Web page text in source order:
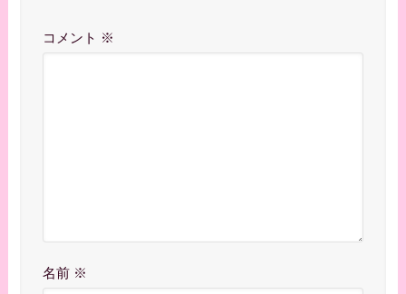
コメント ※
名前 ※